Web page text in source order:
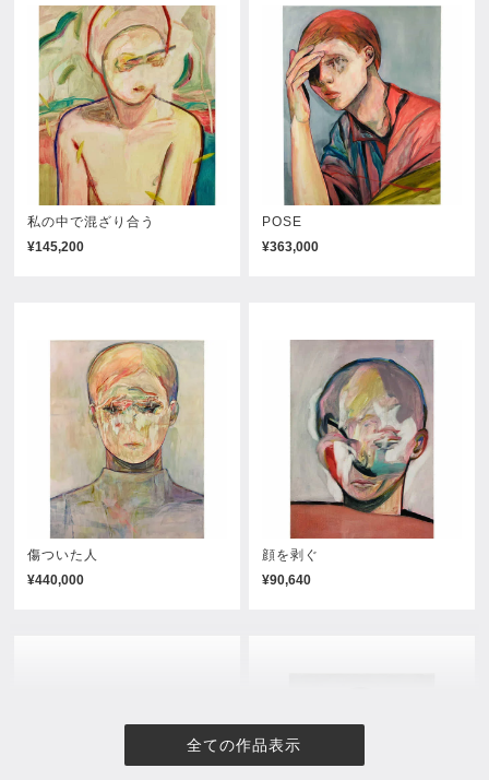
全ての作品表示
私の中で混ざり合う
¥145,200
POSE
¥363,000
傷ついた人
¥440,000
顔を剥ぐ
¥90,640